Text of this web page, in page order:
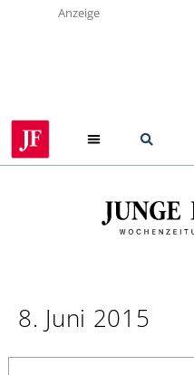
Anzeige
8. Juni 2015